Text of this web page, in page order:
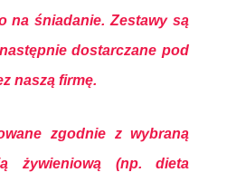
na śniadanie. Zestawy są
dostarczane pod
naszą firmę.
zgodnie z wybraną
żywieniową (np. dieta